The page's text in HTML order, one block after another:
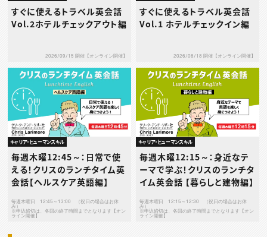
すぐに使えるトラベル英会話
Vol.2ホテルチェックアウト編
2026/09/15 開催【オンライン開催】
すぐに使えるトラベル英会話
Vol.1 ホテルチェックイン編
2026/08/18 開催【オンライン開催】
キャリア・ヒューマンスキル
毎週木曜12:45～：日常で使
える！クリスのランチタイム英
会話【ヘルスケア英語編】
毎週木曜日 12:45～13:00 （祝日の場合はお休
み）
※申込締切は、各回の終了時間までとなります【オン
ライン開催】
キャリア・ヒューマンスキル
毎週木曜12:15～：身近なテ
ーマで学ぶ！クリスのランチタ
イム英会話 【暮らしと建物編】
毎週木曜日 12:15～12:30 （祝日の場合はお休
み）
※申込締切は、各回の終了時間までとなります【オン
ライン開催】